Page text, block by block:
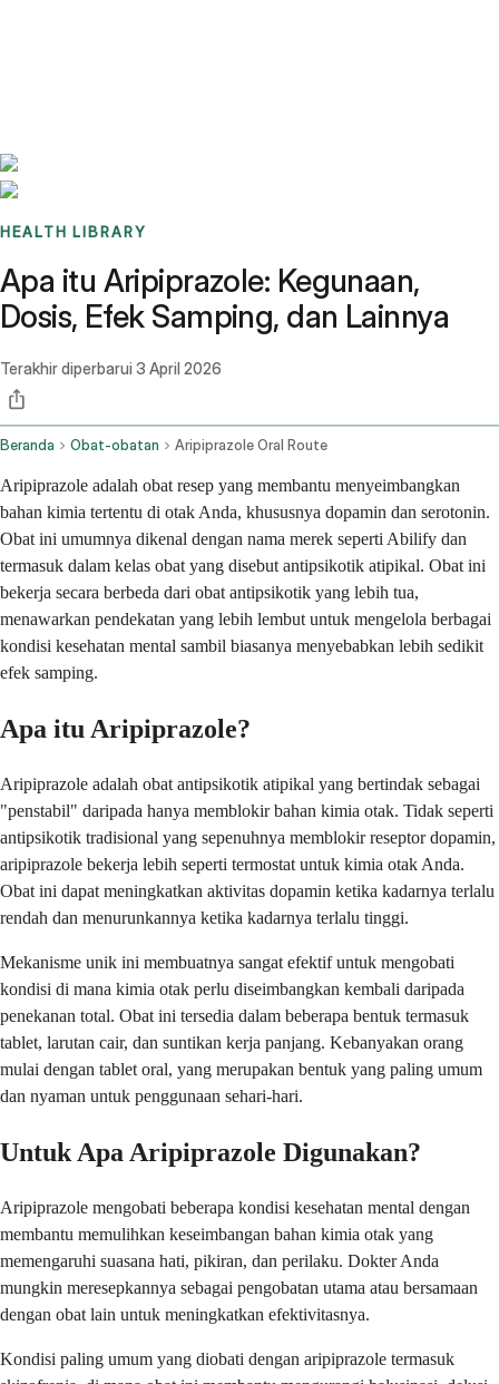
HEALTH LIBRARY
Apa itu Aripiprazole: Kegunaan,
Dosis, Efek Samping, dan Lainnya
Terakhir diperbarui 3 April 2026
Beranda Obat-obatan Aripiprazole Oral Route
Aripiprazole adalah obat resep yang membantu menyeimbangkan
bahan kimia tertentu di otak Anda, khususnya dopamin dan serotonin.
Obat ini umumnya dikenal dengan nama merek seperti Abilify dan
termasuk dalam kelas obat yang disebut antipsikotik atipikal. Obat ini
bekerja secara berbeda dari obat antipsikotik yang lebih tua,
menawarkan pendekatan yang lebih lembut untuk mengelola berbagai
kondisi kesehatan mental sambil biasanya menyebabkan lebih sedikit
efek samping.
Apa itu Aripiprazole?
Aripiprazole adalah obat antipsikotik atipikal yang bertindak sebagai
"penstabil" daripada hanya memblokir bahan kimia otak. Tidak seperti
antipsikotik tradisional yang sepenuhnya memblokir reseptor dopamin,
aripiprazole bekerja lebih seperti termostat untuk kimia otak Anda.
Obat ini dapat meningkatkan aktivitas dopamin ketika kadarnya terlalu
rendah dan menurunkannya ketika kadarnya terlalu tinggi.
Mekanisme unik ini membuatnya sangat efektif untuk mengobati
kondisi di mana kimia otak perlu diseimbangkan kembali daripada
penekanan total. Obat ini tersedia dalam beberapa bentuk termasuk
tablet, larutan cair, dan suntikan kerja panjang. Kebanyakan orang
mulai dengan tablet oral, yang merupakan bentuk yang paling umum
dan nyaman untuk penggunaan sehari-hari.
Untuk Apa Aripiprazole Digunakan?
Aripiprazole mengobati beberapa kondisi kesehatan mental dengan
membantu memulihkan keseimbangan bahan kimia otak yang
memengaruhi suasana hati, pikiran, dan perilaku. Dokter Anda
mungkin meresepkannya sebagai pengobatan utama atau bersamaan
dengan obat lain untuk meningkatkan efektivitasnya.
Kondisi paling umum yang diobati dengan aripiprazole termasuk